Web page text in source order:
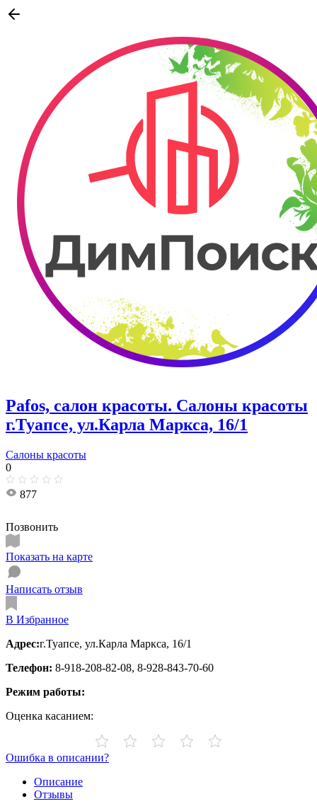
Pafos, салон красоты. Салоны красоты
г.Туапсе, ул.Карла Маркса, 16/1
Салоны красоты
0
877
Позвонить
Показать на карте
Написать отзыв
В Избранное
Адрес:г.Туапсе, ул.Карла Маркса, 16/1
Телефон: 8-918-208-82-08, 8-928-843-70-60
Режим работы:
Оценка касанием:
Ошибка в описании?
Описание
Отзывы